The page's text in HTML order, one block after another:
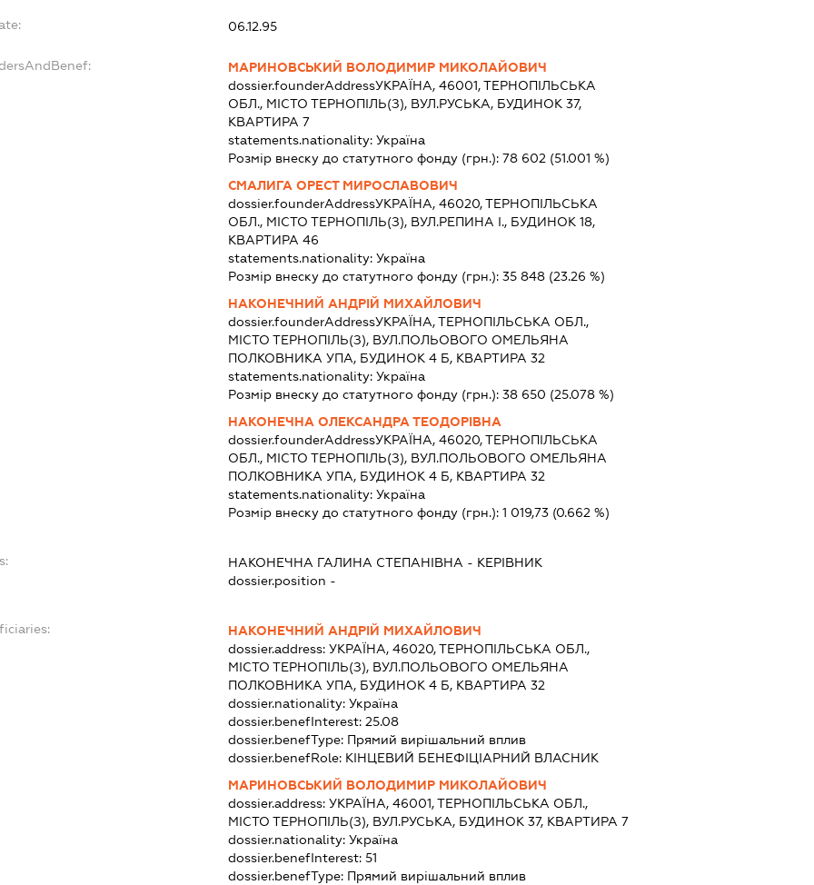
06.12.95
МАРИНОВСЬКИЙ ВОЛОДИМИР МИКОЛАЙОВИЧ
dossier.founderAddressУКРАЇНА, 46001, ТЕРНОПІЛЬСЬКА
ОБЛ., МІСТО ТЕРНОПІЛЬ(З), ВУЛ.РУСЬКА, БУДИНОК 37,
КВАРТИРА 7
statements.nationality: Україна
Розмір внеску до статутного фонду (грн.): 78 602 (51.001 %)
СМАЛИГА ОРЕСТ МИРОСЛАВОВИЧ
dossier.founderAddressУКРАЇНА, 46020, ТЕРНОПІЛЬСЬКА
ОБЛ., МІСТО ТЕРНОПІЛЬ(З), ВУЛ.РЕПИНА І., БУДИНОК 18,
КВАРТИРА 46
statements.nationality: Україна
Розмір внеску до статутного фонду (грн.): 35 848(23.26 %)
НАКОНЕЧНИЙ АНДРІЙ МИХАЙЛОВИЧ
dossier.founderAddressУКРАЇНА, ТЕРНОПІЛЬСЬКА ОБЛ.,
МІСТО ТЕРНОПІЛЬ(З), ВУЛ.ПОЛЬОВОГО ОМЕЛЬЯНА
ПОЛКОВНИКА УПА, БУДИНОК 4 Б, КВАРТИРА 32
statements.nationality: Україна
Розмір внеску до статутного фонду (грн.): 38 650 (25.078 %)
НАКОНЕЧНА ОЛЕКСАНДРА ТЕОДОРІВНА
dossier.founderAddressУКРАЇНА, 46020, ТЕРНОПІЛЬСЬКА
ОБЛ., МІСТО ТЕРНОПІЛЬ(З), ВУЛ.ПОЛЬОВОГО ОМЕЛЬЯНА
ПОЛКОВНИКА УПА, БУДИНОК 4 Б, КВАРТИРА 32
statements.nationality: Україна
Розмір внеску до статутного фонду (грн.): 1 019,73(0.662 %)
НАКОНЕЧНА ГАЛИНА СТЕПАНІВНА - КЕРІВНИК
dossier.position -
НАКОНЕЧНИЙ АНДРІЙ МИХАЙЛОВИЧ
dossier.address: УКРАЇНА, 46020, ТЕРНОПІЛЬСЬКА ОБЛ.,
МІСТО ТЕРНОПІЛЬ(З), ВУЛ.ПОЛЬОВОГО ОМЕЛЬЯНА
ПОЛКОВНИКА УПА, БУДИНОК 4 Б, КВАРТИРА 32
dossier.nationality: Україна
dossier.benefInterest: 25.08
dossier.benefType: Прямий вирішальний вплив
dossier.benefRole: КІНЦЕВИЙ БЕНЕФІЦІАРНИЙ ВЛАСНИК
МАРИНОВСЬКИЙ ВОЛОДИМИР МИКОЛАЙОВИЧ
dossier.address: УКРАЇНА, 46001, ТЕРНОПІЛЬСЬКА ОБЛ.,
МІСТО ТЕРНОПІЛЬ(З), ВУЛ.РУСЬКА, БУДИНОК 37, КВАРТИРА 7
dossier.nationality: Україна
dossier.benefInterest: 51
dossier.benefType: Прямий вирішальний вплив